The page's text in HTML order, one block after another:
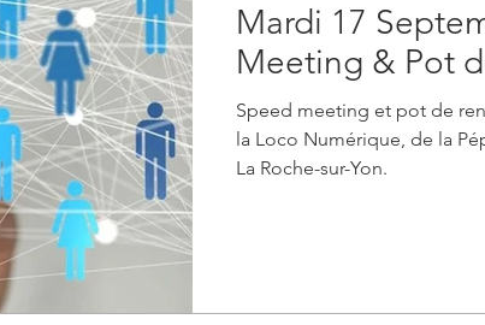
Mardi 17
Meeting & Pot
Speed meeting et pot de
la Loco Numérique, de la
La Roche-sur-Yon.